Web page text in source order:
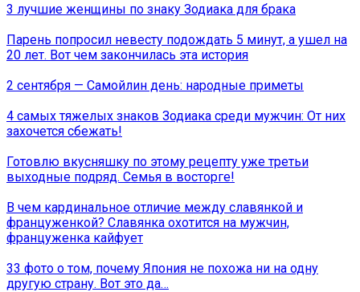
3 лучшие женщины по знаку Зодиака для брака
Парень попросил невесту подождать 5 минут, а ушел на
20 лет. Вот чем закончилась эта история
2 сентября — Самойлин день: народные приметы
4 самых тяжелых знаков Зодиака среди мужчин: От них
захочется сбежать!
Готовлю вкусняшку по этому рецепту уже третьи
выходные подряд. Семья в восторге!
В чем кардинальное отличие между славянкой и
француженкой? Славянка охотится на мужчин,
француженка кайфует
33 фото о том, почему Япония не похожа ни на одну
другую страну. Вот это да…